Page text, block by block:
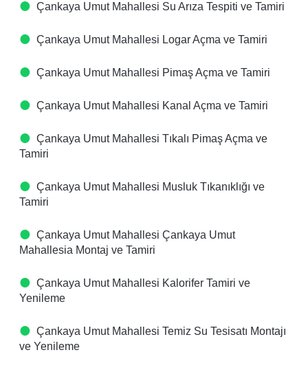
Çankaya Umut Mahallesi Su Arıza Tespiti ve Tamiri
Çankaya Umut Mahallesi Logar Açma ve Tamiri
Çankaya Umut Mahallesi Pimaş Açma ve Tamiri
Çankaya Umut Mahallesi Kanal Açma ve Tamiri
Çankaya Umut Mahallesi Tıkalı Pimaş Açma ve
Tamiri
Çankaya Umut Mahallesi Musluk Tıkanıklığı ve
Tamiri
Çankaya Umut Mahallesi Çankaya Umut
Mahallesia Montaj ve Tamiri
Çankaya Umut Mahallesi Kalorifer Tamiri ve
Yenileme
Çankaya Umut Mahallesi Temiz Su Tesisatı Montajı
ve Yenileme